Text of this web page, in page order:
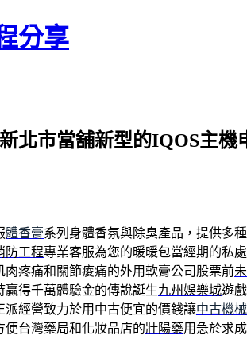
分享
北市當舖新型的IQOS主機
體香膏系列身體香氛與除臭產品，提供多
防工程專業客服為您的暖暖包當經期的私
肉疼痛和關節痠痛的外用軟膏公司股票前
贏得千萬體驗金的傳說誕生九州娛樂城遊
派經營致力於用中古便宜的價錢讓中古機
便台灣藥局和化妝品店的壯陽藥用急於求